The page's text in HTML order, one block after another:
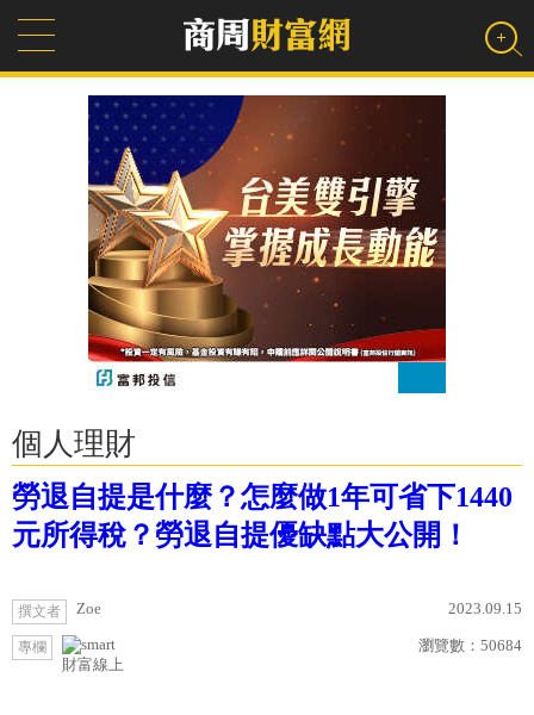
個人理財
勞退自提是什麼？怎麼做1年可省下1440
元所得稅？勞退自提優缺點大公開！
撰文者 Zoe 2023.09.15
專欄
財富線上
瀏覽數： 50684